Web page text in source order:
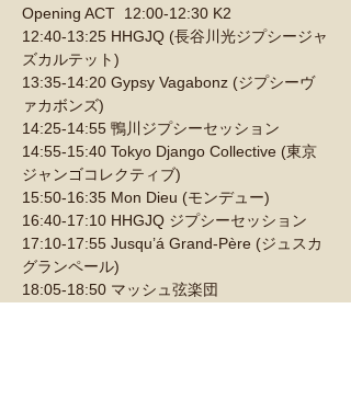
Opening ACT  12:00-12:30 K2
12:40-13:25 HHGJQ (長谷川光ジプシージャ
ズカルテット)
13:35-14:20 Gypsy Vagabonz (ジプシーヴ
ァカボンズ)
14:25-14:55 鴨川ジプシーセッション
14:55-15:40 Tokyo Django Collective (東京
ジャンゴコレクティブ)
15:50-16:35 Mon Dieu (モンデュー)
16:40-17:10 HHGJQ ジプシーセッション
17:10-17:55 Jusqu’á Grand-Père (ジュスカ
グランペール)
18:05-18:50 マッシュ弦楽団